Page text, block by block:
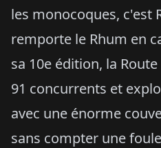
les monocoques, c'est
remporte le Rhum en
sa 10e édition, la
91 concurrents et
avec une énorme
sans compter une